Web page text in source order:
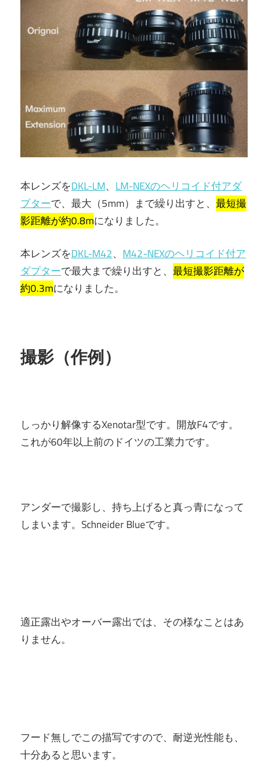
本レンズをDKL-LM、 LM-NEXのヘリコイド付アダ
プターで、最大（5mm）まで繰り出すと、 最短撮
影距離が約0.8mになりました。
本レンズをDKL-M42、 M42-NEXのヘリコイド付ア
ダプターで最大まで繰り出すと、 最短撮影距離が
約0.3mになりました。
撮影（作例）
しっかり解像するXenotar型です。開放F4です。
これが60年以上前のドイツの工業力です。
アンダーで撮影し、持ち上げると真っ青になって
しまいます。Schneider Blueです。
適正露出やオーバー露出では、その様なことはあ
りません。
フード無しでこの描写ですので、耐逆光性能も、
十分あると思います。